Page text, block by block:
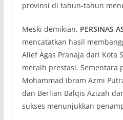
provinsi di tahun-tahun
Meski demikian, PERSINAS
mencatatkan hasil
Alief Agas Pranaja dari Kota
meraih prestasi. Sementara
Mohammad Ibram Azmi
dan Berlian Balqis Azizah
sukses menunjukkan